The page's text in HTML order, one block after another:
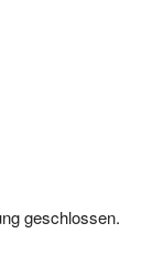
geschlossen.